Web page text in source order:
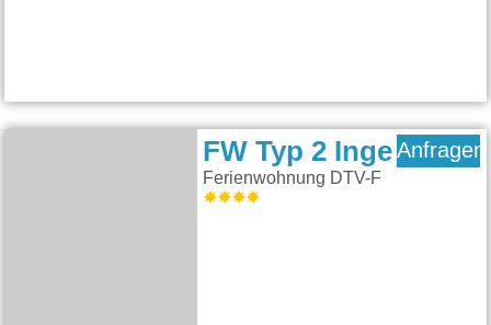
FW Typ 2 Inge
Ferienwohnung DTV-F
Anfragen